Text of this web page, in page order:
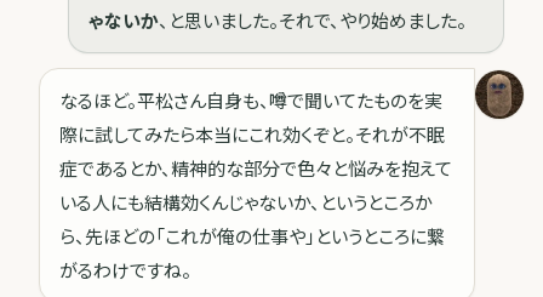
ゃないか、と思いました。それで、やり始めました。
なるほど。平松さん自身も、噂で聞いてたものを実
際に試してみたら本当にこれ効くぞと。それが不眠
症であるとか、精神的な部分で色々と悩みを抱えて
いる人にも結構効くんじゃないか、というところか
ら、先ほどの「これが俺の仕事や」というところに繋
がるわけですね。